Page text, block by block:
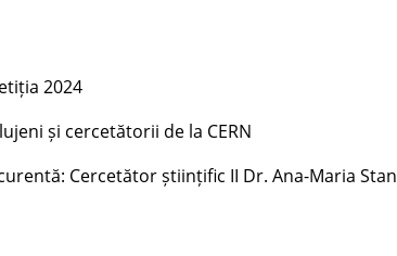
2024
și cercetătorii de la CERN
Cercetător științific II Dr. Ana-Maria Stan